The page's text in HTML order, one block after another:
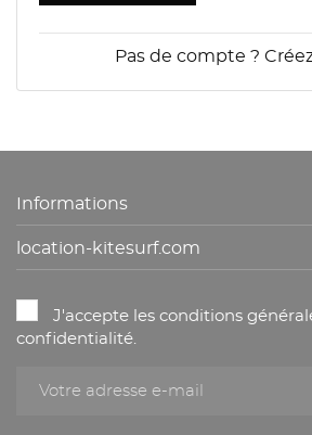
Pas de compte ?
Informations
location-kitesurf.com
J'accepte les conditions
confidentialité.